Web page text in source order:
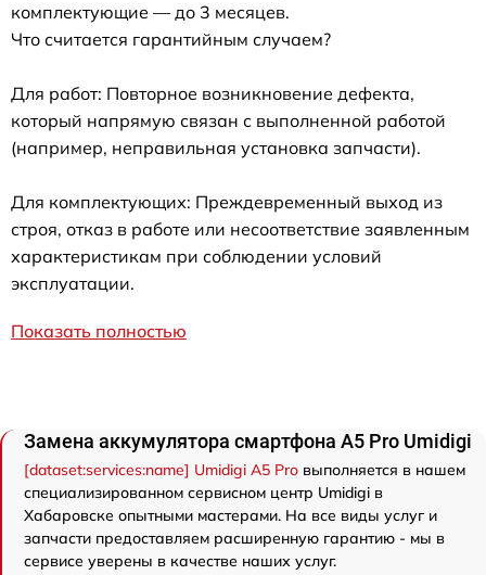
комплектующие — до 3 месяцев.
Что считается гарантийным случаем?
Для работ: Повторное возникновение дефекта,
который напрямую связан с выполненной работой
(например, неправильная установка запчасти).
Для комплектующих: Преждевременный выход из
строя, отказ в работе или несоответствие заявленным
характеристикам при соблюдении условий
эксплуатации.
Показать полностью
Замена аккумулятора смартфона A5 Pro Umidigi
[dataset:services:name] Umidigi A5 Pro выполняется в нашем
специализированном сервисном центр Umidigi в
Хабаровске опытными мастерами. На все виды услуг и
запчасти предоставляем расширенную гарантию - мы в
сервисе уверены в качестве наших услуг.